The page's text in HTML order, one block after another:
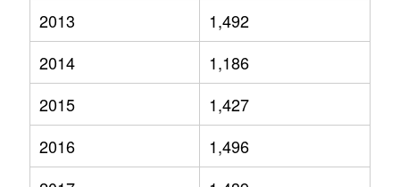
2013
1,492
2014
1,186
2015
1,427
2016
1,496